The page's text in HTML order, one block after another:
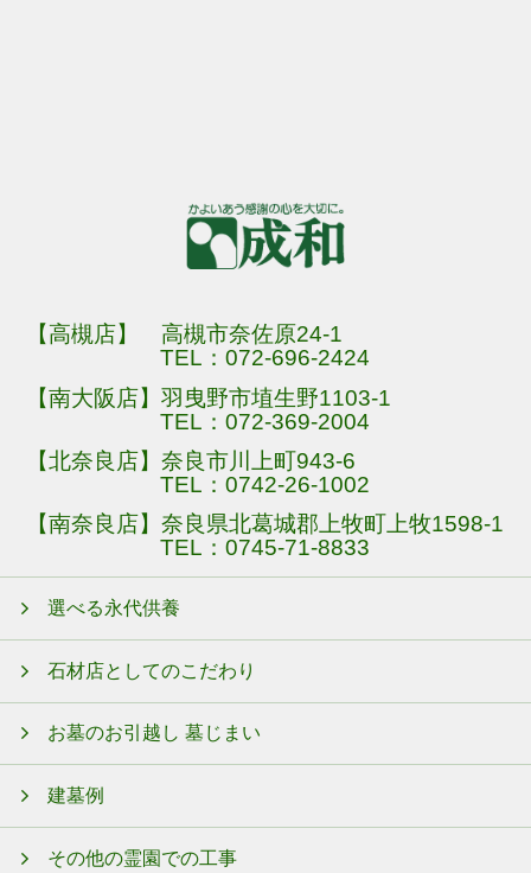
【高槻店】 高槻市奈佐原24-1
TEL：072-696-2424
【南大阪店】羽曳野市埴生野1103-1
TEL：072-369-2004
【北奈良店】奈良市川上町943-6
TEL：0742-26-1002
【南奈良店】奈良県北葛城郡上牧町上牧1598-1
TEL：0745-71-8833
選べる永代供養
石材店としてのこだわり
お墓のお引越し 墓じまい
建墓例
その他の霊園での工事